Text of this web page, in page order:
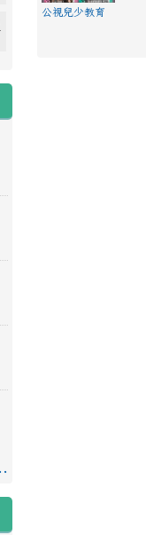
公視兒少教育